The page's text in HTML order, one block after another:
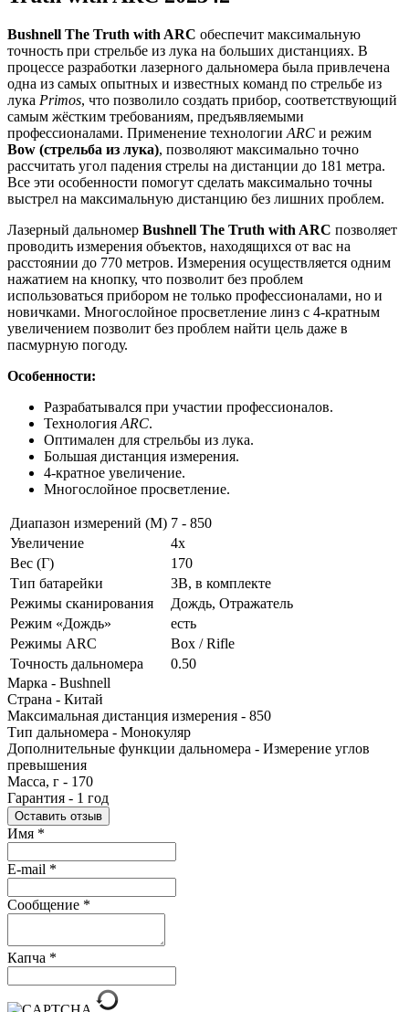
Bushnell The Truth with ARC обеспечит максимальную
точность при стрельбе из лука на больших дистанциях. В
процессе разработки лазерного дальномера была привлечена
одна из самых опытных и известных команд по стрельбе из
лука Primos, что позволило создать прибор, соответствующий
самым жёстким требованиям, предъявляемыми
профессионалами. Применение технологии ARC и режим
Bow (стрельба из лука), позволяют максимально точно
рассчитать угол падения стрелы на дистанции до 181 метра.
Все эти особенности помогут сделать максимально точны
выстрел на максимальную дистанцию без лишних проблем.
Лазерный дальномер Bushnell The Truth with ARC позволяет
проводить измерения объектов, находящихся от вас на
расстоянии до 770 метров. Измерения осуществляется одним
нажатием на кнопку, что позволит без проблем
использоваться прибором не только профессионалами, но и
новичками. Многослойное просветление линз с 4-кратным
увеличением позволит без проблем найти цель даже в
пасмурную погоду.
Особенности:
Разрабатывался при участии профессионалов.
Технология ARC.
Оптимален для стрельбы из лука.
Большая дистанция измерения.
4-кратное увеличение.
Многослойное просветление.
Диапазон измерений (М) 7 - 850
Увеличение
4x
Вес (Г)
170
Тип батарейки
3B, в комплекте
Режимы сканирования
Дождь, Отражатель
Режим «Дождь»
есть
Режимы ARC
Box / Rifle
Точность дальномера
0.50
Марка - Bushnell
Страна - Китай
Максимальная дистанция измерения - 850
Тип дальномера - Монокуляр
Дополнительные функции дальномера - Измерение углов
превышения
Масса, г - 170
Гарантия - 1 год
Оставить отзыв
Имя *
E-mail *
Сообщение *
Капча *